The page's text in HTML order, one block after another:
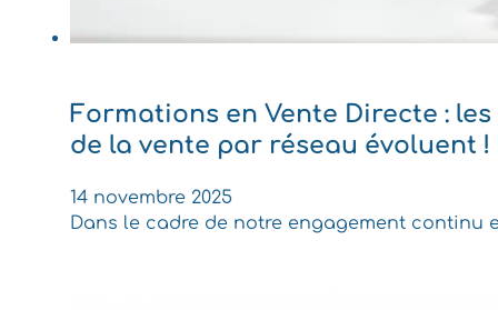
Formations en Vente Directe :
de la vente par réseau évoluent !
14 novembre 2025
Dans le cadre de notre engagement